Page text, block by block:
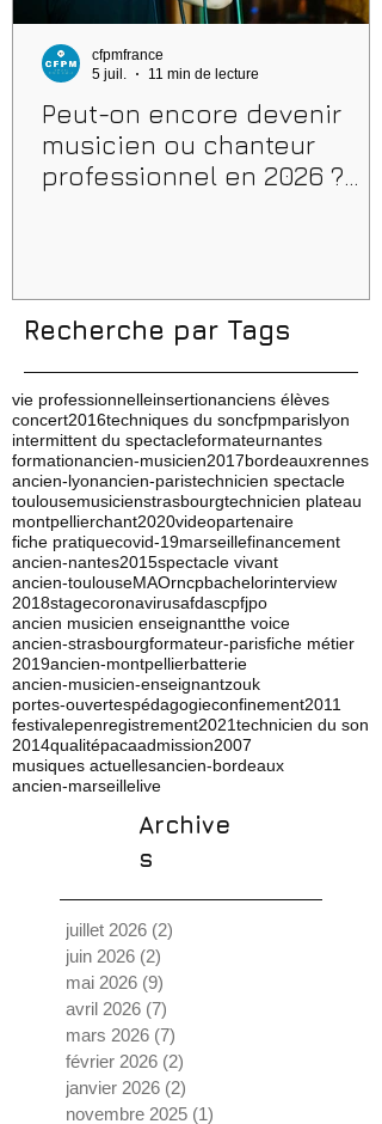
Peut-on encore devenir
musicien ou chanteur
professionnel en 2026 ?
cfpmfrance
5 juil.
11 min de lecture
Recherche par Tags
vie professionnelleinsertionanciens élèves
concert2016techniques du soncfpmparislyon
intermittent du spectacleformateurnantes
formationancien-musicien2017bordeauxrennes
ancien-lyonancien-paristechnicien spectacle
toulousemusicienstrasbourgtechnicien plateau
montpellierchant2020videopartenaire
fiche pratiquecovid-19marseillefinancement
ancien-nantes2015spectacle vivant
ancien-toulouseMAOrncpbachelorinterview
2018stagecoronavirusafdascpfjpo
ancien musicien enseignantthe voice
ancien-strasbourgformateur-parisfiche métier
2019ancien-montpellierbatterie
ancien-musicien-enseignantzouk
portes-ouvertespédagogieconfinement2011
festivalepenregistrement2021technicien du son
2014qualitépacaadmission2007
musiques actuellesancien-bordeaux
ancien-marseillelive
Archive
s
juillet 2026 (2)
juin 2026 (2)
mai 2026 (9)
avril 2026 (7)
mars 2026 (7)
février 2026 (2)
janvier 2026 (2)
novembre 2025 (1)